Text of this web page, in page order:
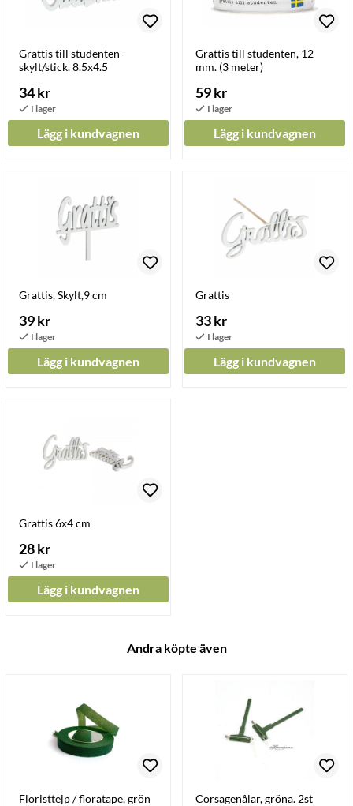
Grattis till studenten -
skylt/stick. 8.5x4.5
34 kr
Lägg i kundvagnen
Grattis till studenten, 12
mm. (3 meter)
59 kr
Lägg i kundvagnen
Grattis, Skylt,9 cm
39 kr
Lägg i kundvagnen
Grattis
33 kr
Lägg i kundvagnen
Grattis 6x4 cm
28 kr
Lägg i kundvagnen
Andra köpte även
Floristtejp / floratape, grön Corsagenålar, gröna. 2st